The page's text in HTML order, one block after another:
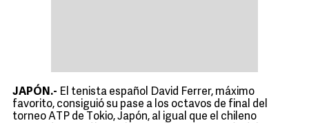
JAPÓN.- El tenista español David Ferrer, máximo
favorito, consiguió su pase a los octavos de final del
torneo ATP de Tokio, Japón, al igual que el chileno